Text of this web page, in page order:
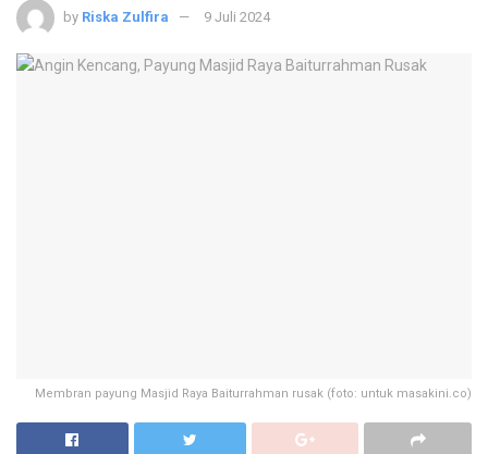
by Riska Zulfira 9 Juli 2024
Membran payung Masjid Raya Baiturrahman rusak (foto: untuk masakini.co)